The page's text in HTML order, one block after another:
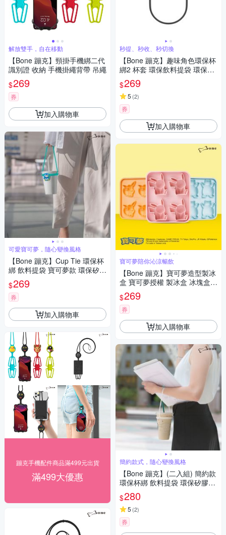
解放雙手，自在移動
【Bone 蹦克】頸掛手機綁二代
識別證 收納 手機掛繩背帶 吊繩
$269
券
加入購物車
可愛寶可夢，隨心變換風格
【Bone 蹦克】Cup Tie 環保杯
綁 飲料提袋 寶可夢款 環保矽膠
飲料袋
$269
券
加入購物車
蹦克手機配件商品滿499元出貨
滿499大優惠
秒提、秒收、秒切換
【Bone 蹦克】趣味角色環保杯
綁2 杯套 環保飲料提袋 環保杯
袋 傘繩杯套 飲料杯袋 飲料袋
$269
5 (2)
券
加入購物車
寶可夢陪你沁涼暢飲
【Bone 蹦克】寶可夢造型製冰
盒 寶可夢授權 製冰盒 冰塊盒
製冰
$269
券
加入購物車
簡約款式，隨心變換風格
【Bone 蹦克】(二入組) 簡約款
環保杯綁 飲料提袋 環保矽膠飲
料袋
$280
5 (2)
券